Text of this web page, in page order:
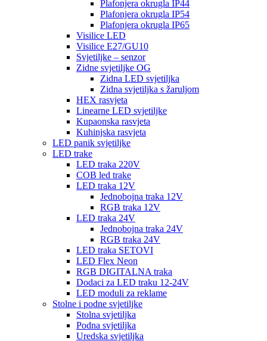
Plafonjera okrugla IP44
Plafonjera okrugla IP54
Plafonjera okrugla IP65
Visilice LED
Visilice E27/GU10
Svjetiljke – senzor
Zidne svjetiljke OG
Zidna LED svjetiljka
Zidna svjetiljka s žaruljom
HEX rasvjeta
Linearne LED svjetiljke
Kupaonska rasvjeta
Kuhinjska rasvjeta
LED panik svjetiljke
LED trake
LED traka 220V
COB led trake
LED traka 12V
Jednobojna traka 12V
RGB traka 12V
LED traka 24V
Jednobojna traka 24V
RGB traka 24V
LED traka SETOVI
LED Flex Neon
RGB DIGITALNA traka
Dodaci za LED traku 12-24V
LED moduli za reklame
Stolne i podne svjetiljke
Stolna svjetiljka
Podna svjetiljka
Uredska svjetiljka